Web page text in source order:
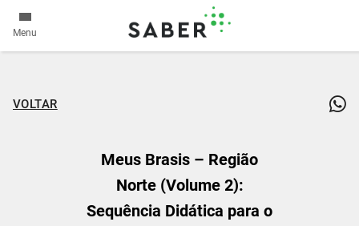
Menu
VOLTAR
Meus Brasis – Região
Norte (Volume 2):
Sequência Didática para o